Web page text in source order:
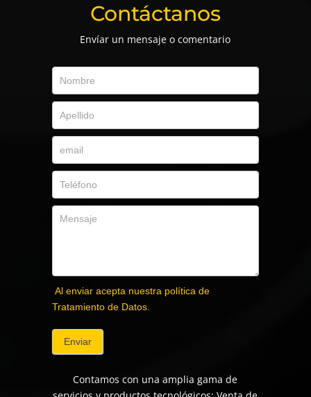
Contáctanos
Envíar un mensaje o comentario
Al enviar acepta nuestra política de
Tratamiento de Datos.
Enviar
Contamos con una amplia gama de